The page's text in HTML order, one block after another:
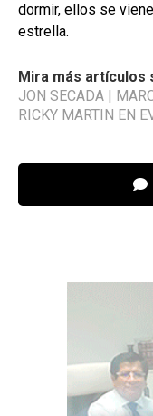
dormir, ellos se
estrella.
Mira más artículos
JON SECADA
RICKY MARTIN EN